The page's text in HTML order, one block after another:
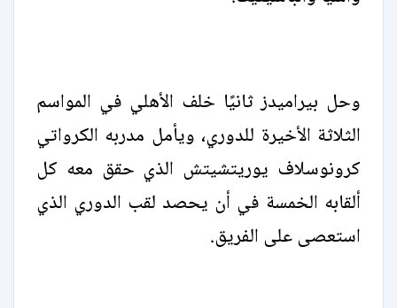
وحل بيراميدز ثانيًا خلف الأهلي في المواسم
الثلاثة الأخيرة للدوري، ويأمل مدربه الكرواتي
كرونوسلاف يوريتشيتش الذي حقق معه كل
ألقابه الخمسة في أن يحصد لقب الدوري الذي
استعصى على الفريق.